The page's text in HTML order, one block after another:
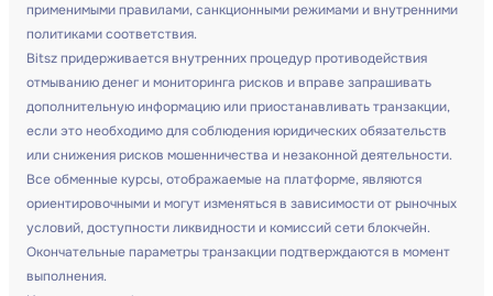
применимыми правилами, санкционными режимами и внутренними
политиками соответствия.
Bitsz придерживается внутренних процедур противодействия
отмыванию денег и мониторинга рисков и вправе запрашивать
дополнительную информацию или приостанавливать транзакции,
если это необходимо для соблюдения юридических обязательств
или снижения рисков мошенничества и незаконной деятельности.
Все обменные курсы, отображаемые на платформе, являются
ориентировочными и могут изменяться в зависимости от рыночных
условий, доступности ликвидности и комиссий сети блокчейн.
Окончательные параметры транзакции подтверждаются в момент
выполнения.